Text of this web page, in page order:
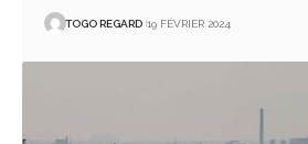
TOGO REGARD 19 FÉVRIER 2024